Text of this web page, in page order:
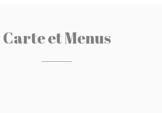
Carte et Menus